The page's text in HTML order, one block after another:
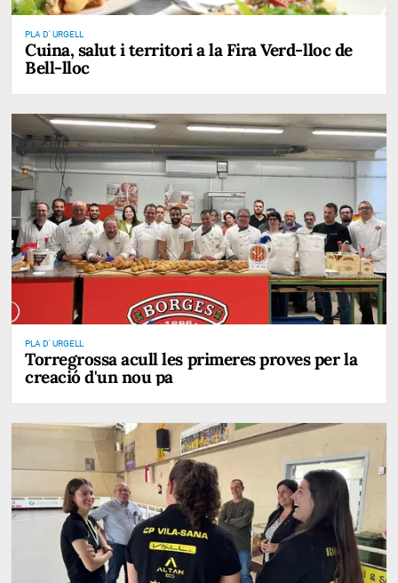
PLA D' URGELL
Cuina, salut i territori a la Fira Verd-lloc de
Bell-lloc
PLA D' URGELL
Torregrossa acull les primeres proves per la
creació d'un nou pa